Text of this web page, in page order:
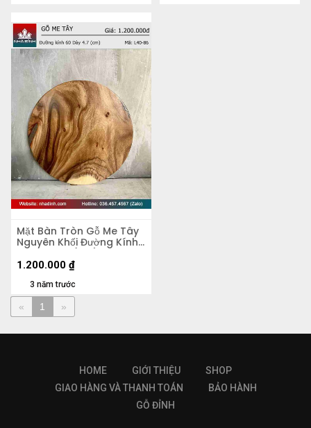
Mặt Bàn Tròn Gỗ Me Tây
Nguyên Khối Đường Kính
60 Dày 4.5 (cm)
3 năm trước
1.200.000 ₫
« 1 »
HOME GIỚI THIỆU
SHOP
GIAO HÀNG VÀ THANH TOÁN
BẢO HÀNH
GỖ ĐỈNH